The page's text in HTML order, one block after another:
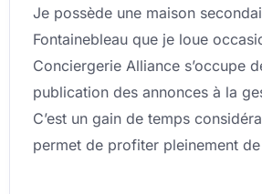
sur
5
Je possède une maison
Fontainebleau que je loue
Conciergerie Alliance s’occupe
publication des annonces à la
C’est un gain de temps
permet de profiter pleinement